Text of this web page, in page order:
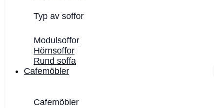
Typ av soffor
Modulsoffor
Hörnsoffor
Rund soffa
Cafemöbler
Cafemöbler